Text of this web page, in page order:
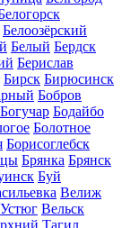
Белоозёрский
Белый Бердск
Берислав
Бирск Бирюсинск
Бобров
Богучар Бодайбо
Болотное
Борисоглебск
Брянка Брянск
Буй
Велиж
Вельск
Тагил